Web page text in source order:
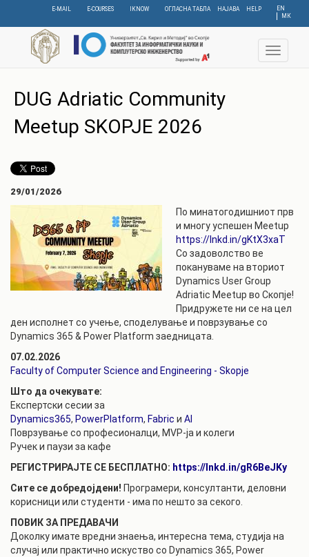
content
EN
МК
E-MAIL E-COURSES IKNOW ОГЛАСНА ТАБЛА НАЈАВА HELP
Toggle
DUG Adriatic Community
Meetup SKOPJE 2026
29/01/2026
По минатогодишниот прв
и многу успешен Meetup
https://lnkd.in/gKtX3xaT
Со задоволство ве
покануваме на вториот
Dynamics User Group
Adriatic Meetup во Скопје!
Придружете ни се на цел
ден исполнет со учење, споделување и поврзување со
Dynamics 365 & Power Platform заедницата.
07.02.2026
Faculty of Computer Science and Engineering - Skopje
Што да очекувате:
Експертски сесии за
Dynamics365, PowerPlatform, Fabric и AI
Поврзување со професионалци, MVP-ја и колеги
Ручек и паузи за кафе
РЕГИСТРИРАЈТЕ СЕ БЕСПЛАТНО: https://lnkd.in/gR6BeJKy
Сите се добредојдени! Програмери, консултанти, деловни
корисници или студенти - има по нешто за секого.
ПОВИК ЗА ПРЕДАВАЧИ
Доколку имате вредни знаења, интересна тема, студија на
случај или практично искуство со Dynamics 365, Power